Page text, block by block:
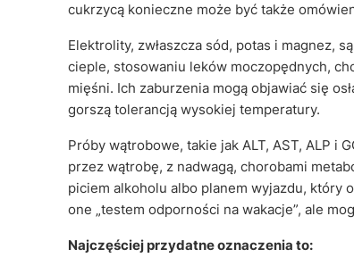
cukrzycą konieczne może być także
Elektrolity, zwłaszcza sód, potas i magnez,
cieple, stosowaniu leków moczopędnych,
mięśni. Ich zaburzenia mogą objawiać się
gorszą tolerancją wysokiej temperatury.
Próby wątrobowe, takie jak ALT, AST, ALP i
przez wątrobę, z nadwagą, chorobami
piciem alkoholu albo planem wyjazdu, który
one „testem odporności na wakacje”, ale
Najczęściej przydatne oznaczenia to: